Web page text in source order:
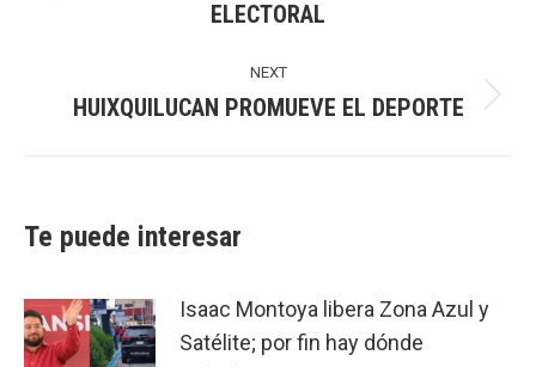
post:
ELECTORAL
NEXT
Next
HUIXQUILUCAN PROMUEVE EL DEPORTE
Te puede interesar
Isaac Montoya libera Zona Azul y
Satélite; por fin hay dónde